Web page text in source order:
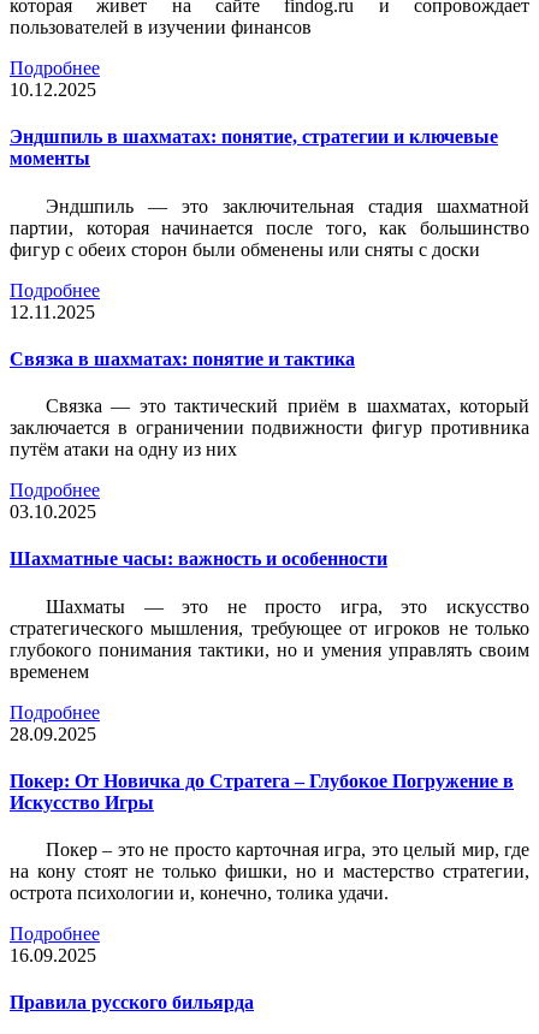
которая живет на сайте findog.ru и сопровождает
пользователей в изучении финансов
Подробнее
10.12.2025
Эндшпиль в шахматах: понятие, стратегии и ключевые
моменты
Эндшпиль — это заключительная стадия шахматной
партии, которая начинается после того, как большинство
фигур с обеих сторон были обменены или сняты с доски
Подробнее
12.11.2025
Связка в шахматах: понятие и тактика
Связка — это тактический приём в шахматах, который
заключается в ограничении подвижности фигур противника
путём атаки на одну из них
Подробнее
03.10.2025
Шахматные часы: важность и особенности
Шахматы — это не просто игра, это искусство
стратегического мышления, требующее от игроков не только
глубокого понимания тактики, но и умения управлять своим
временем
Подробнее
28.09.2025
Покер: От Новичка до Стратега – Глубокое Погружение в
Искусство Игры
Покер – это не просто карточная игра, это целый мир, где
на кону стоят не только фишки, но и мастерство стратегии,
острота психологии и, конечно, толика удачи.
Подробнее
16.09.2025
Правила русского бильярда